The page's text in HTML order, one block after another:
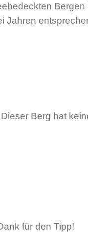
Jahren
Berg hat
für den Tipp!